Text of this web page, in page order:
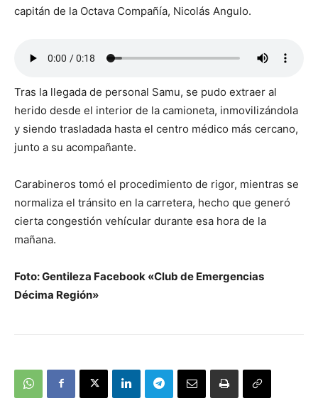
capitán de la Octava Compañía, Nicolás Angulo.
Tras la llegada de personal Samu, se pudo extraer al
herido desde el interior de la camioneta, inmovilizándola
y siendo trasladada hasta el centro médico más cercano,
junto a su acompañante.
Carabineros tomó el procedimiento de rigor, mientras se
normaliza el tránsito en la carretera, hecho que generó
cierta congestión vehícular durante esa hora de la
mañana.
Foto: Gentileza Facebook «Club de Emergencias
Décima Región»